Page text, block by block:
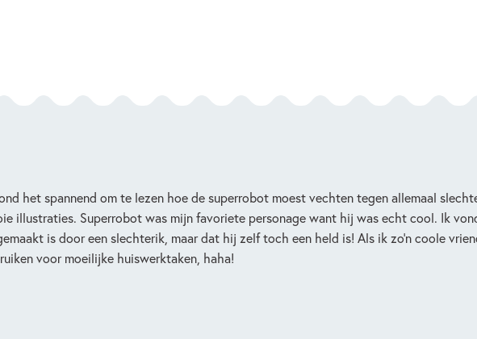
het spannend om te lezen hoe de superrobot moest vechten tegen allemaal
illustraties. Superrobot was mijn favoriete personage want hij was echt cool. Ik
is door een slechterik, maar dat hij zelf toch een held is! Als ik zo’n coole
voor moeilijke huiswerktaken, haha!